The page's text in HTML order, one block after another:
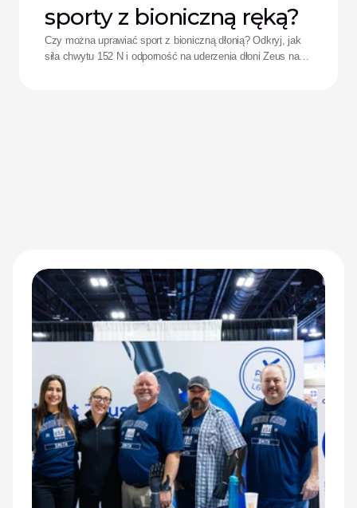
sporty z bioniczną ręką?
Czy można uprawiać sport z bioniczną dłonią? Odkryj, jak
siła chwytu 152 N i odporność na uderzenia dłoni Zeus na